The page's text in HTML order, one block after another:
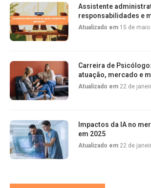
Assistente
responsabilidades e
Atualizado em 15 de
Carreira de
atuação, mercado e
Atualizado em 22 de
Impactos da IA no
em 2025
Atualizado em 22 de